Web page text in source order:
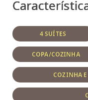
4 SUÍTES
COPA/COZINHA
COZINHA E